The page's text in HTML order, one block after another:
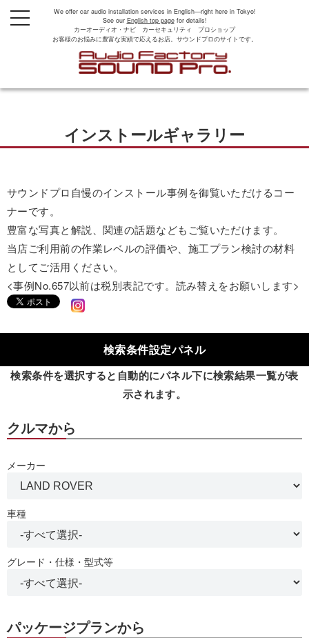
We offer car audio installation services in English—right here in Tokyo!
See our English top pagefor details!
カーオーディオ・ナビ カーセキュリティ プロショップ
お客様のお悩みに豊富な実績で応えるお店。サウンドプロのサイトです。
t
o
a
i
インストールギャラリー
サウンドプロ自慢のインストール事例を御覧いただけるコー
ナーです。
豊富な写真と解説、関連の話題などもご覧いただけます。
当店ご利用前の作業レベルの評価や、施工プラン検討の材料
としてご活用ください。
<事例No.657以前は税別表記です。読み替えをお願いします>
検索条件設定パネル
検索条件を選択すると自動的にパネル下に検索結果一覧が表
示されます。
クルマから
メーカー
車種
グレード・仕様・型式等
パッケージプランから